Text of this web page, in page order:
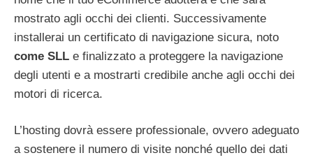
mostrato agli occhi dei clienti. Successivamente
installerai un certificato di navigazione sicura, noto
come SLL e finalizzato a proteggere la navigazione
degli utenti e a mostrarti credibile anche agli occhi dei
motori di ricerca.
L’hosting dovrà essere professionale, ovvero adeguato
a sostenere il numero di visite nonché quello dei dati